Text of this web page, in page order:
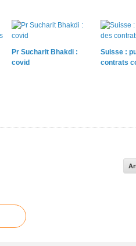
Pr Sucharit Bhakdi :
covid
Suisse :
contrats